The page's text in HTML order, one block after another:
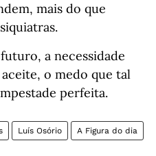
mais do que
a necessidade
o medo que tal
perfeita.
Luís Osório A Figura do dia